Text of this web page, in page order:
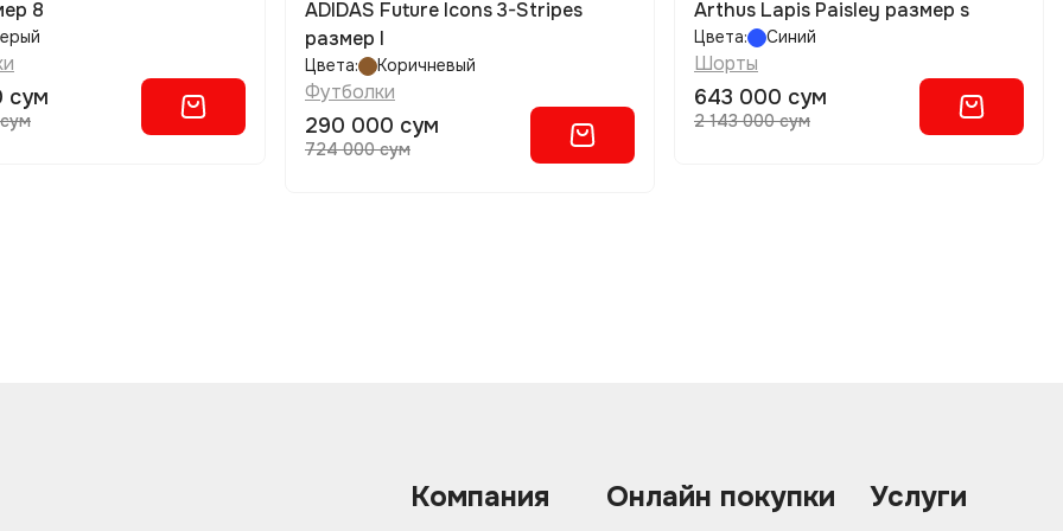
8
сум
ADIDAS Future Icons 3-Stripes
размер l
Цвета: Коричневый
Футболки
290 000 сум
724 000 сум
Arthus Lapis Paisley размер s
Цвета: Синий
Шорты
643 000 сум
2 143 000 сум
Компания Онлайн покупки Услуги